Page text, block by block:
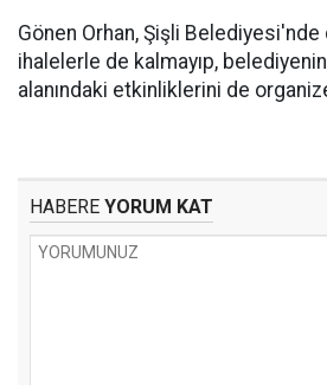
Gönen Orhan, Şişli Belediyesi'nde
ihalelerle de kalmayıp,
alanındaki etkinliklerini de
HABERE YORUM KAT